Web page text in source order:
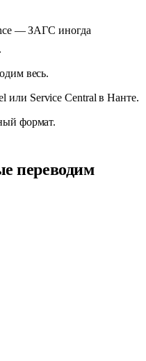
— ЗАГС иногда
весь.
или Service Central в Нанте.
формат.
переводим